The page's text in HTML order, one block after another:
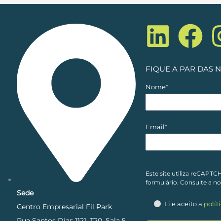
Sede
Centro Empresarial Fil Park
L
i
n
k
e
d
i
n
F
a
e
b
o
o
k
FIQUE A PAR DAS
Nome*
Email*
Este site utiliza
formulário. Consulte a
Li e aceito a